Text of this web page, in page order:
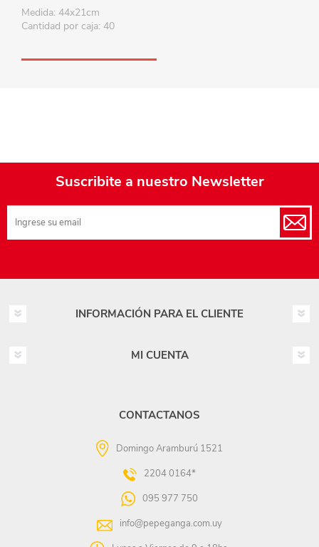
Medida: 44x21cm
Cantidad por caja: 40
Suscribite a nuestro Newsletter
INFORMACIÓN PARA EL CLIENTE
MI CUENTA
CONTACTANOS
Domingo Aramburú 1521
2204 0164*
095 977 750
info@pepeganga.com.uy